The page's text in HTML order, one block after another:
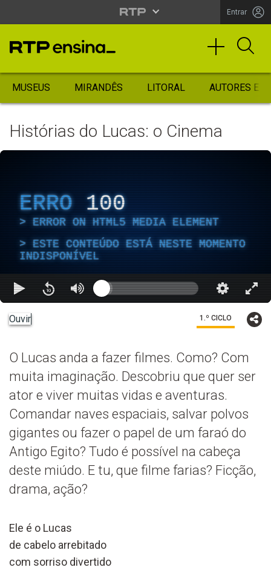
Entrar
MUSEUS MIRANDÊS LITORAL AUTORES
Histórias do Lucas: o Cinema
ERRO 100
ERROR ON HTML5 MEDIA ELEMENT
ESTE CONTEÚDO ESTÁ NESTE MOMENTO
INDISPONÍVEL
Ouvir 1.º CICLO
O Lucas anda a fazer filmes. Como? Com
muita imaginação. Descobriu que quer ser
ator e viver muitas vidas e aventuras.
Comandar naves espaciais, salvar polvos
gigantes ou fazer o papel de um faraó do
Antigo Egito? Tudo é possível na cabeça
deste miúdo. E tu, que filme farias? Ficção,
drama, ação?
Ele é o Lucas
de cabelo arrebitado
com sorriso divertido